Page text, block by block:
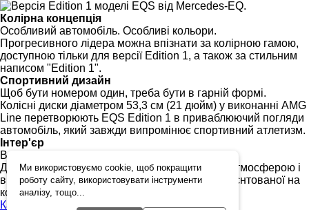
Колірна концепція
Особливий автомобіль. Особливі кольори.
Прогресивного лідера можна впізнати за колірною гамою,
доступною тільки для версії Edition 1, а також за стильним
написом "Edition 1".
Спортивний дизайн
Щоб бути номером один, треба бути в гарній формі.
Колісні диски діаметром 53,3 см (21 дюйм) у виконанні AMG
Line перетворюють EQS Edition 1 в приваблюючий погляди
автомобіль, який завжди випромінює спортивний атлетизм.
Інтер'єр
Виглядає першокласно.
Дизайнерський інтер'єр зустрічає вас лаунж-атмосферою і
високоякісними елементами комплектації, орієнтованої на
комфорт.
Карта сайту
Ми використовуємо cookie, щоб покращити
роботу сайту, використовувати інструменти
аналізу, тощо...